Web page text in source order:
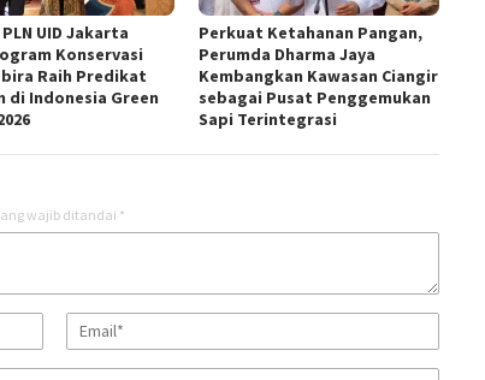
UID Jakarta
Konservasi
Raih Predikat
di Indonesia Green
Perkuat Ketahanan Pangan,
Perumda Dharma Jaya
Kembangkan Kawasan Ciangir
sebagai Pusat Penggemukan
Sapi Terintegrasi
wajib ditandai *